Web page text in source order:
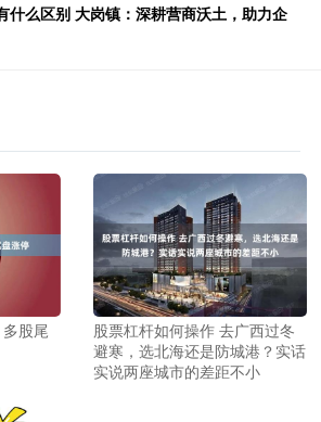
什么区别 大岗镇：深耕营商沃土，助力企
股尾
股票杠杆如何操作 去广西过冬
避寒，选北海还是防城港？实话
实说两座城市的差距不小